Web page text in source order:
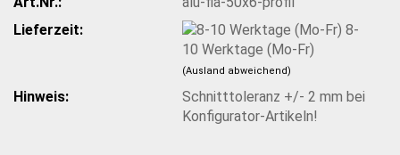
Lieferzeit:
8-
10 Werktage (Mo-Fr)
(Ausland abweichend)
Hinweis:
Schnitttoleranz +/- 2 mm bei
Konfigurator-Artikeln!